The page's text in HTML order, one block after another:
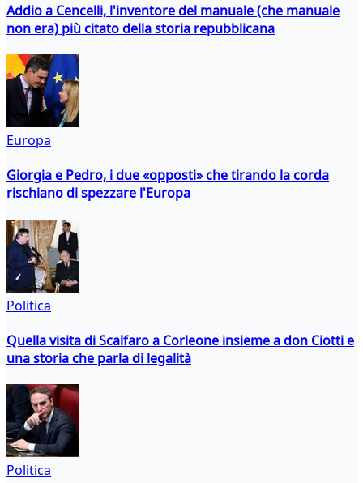
Addio a Cencelli, l'inventore del manuale (che manuale
non era) più citato della storia repubblicana
Europa
Giorgia e Pedro, i due «opposti» che tirando la corda
rischiano di spezzare l'Europa
Politica
Quella visita di Scalfaro a Corleone insieme a don Ciotti e
una storia che parla di legalità
Politica